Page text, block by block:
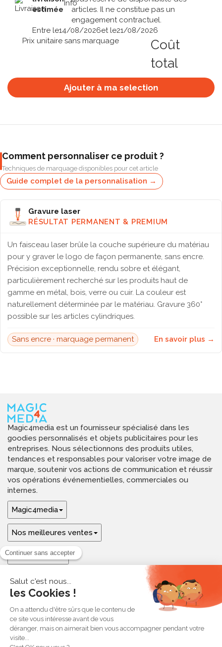
estimée
articles. Il ne constitue pas un
engagement contractuel.
Entre le14/08/2026et le21/08/2026
Prix unitaire sans marquage
Coût
total
Ajouter à ma selection
Comment personnaliser ce produit ?
Techniques de marquage disponibles pour cet article
Guide complet de la personnalisation →
Gravure laser
RÉSULTAT PERMANENT & PREMIUM
Un faisceau laser brûle la couche supérieure du matériau
pour y graver le logo de façon permanente, sans encre.
Précision exceptionnelle, rendu sobre et élégant,
particulièrement recherché sur les produits haut de
gamme en métal, bois, verre ou cuir. La couleur est
naturellement déterminée par le matériau. Gravure 360°
possible sur les articles cylindriques.
Sans encre · marquage permanent En savoir plus →
Magic4media est un fournisseur spécialisé dans les
goodies personnalisés et objets publicitaires pour les
entreprises. Nous sélectionnons des produits utiles,
tendances et responsables pour valoriser votre image de
marque, soutenir vos actions de communication et réussir
vos opérations événementielles, commerciales ou
internes.
Magic4media
Nos meilleures ventes
Guides & aide
Ressources & inspirations